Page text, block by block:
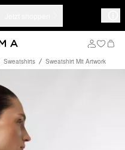
Sweatshirts Sweatshirt Mit Artwork